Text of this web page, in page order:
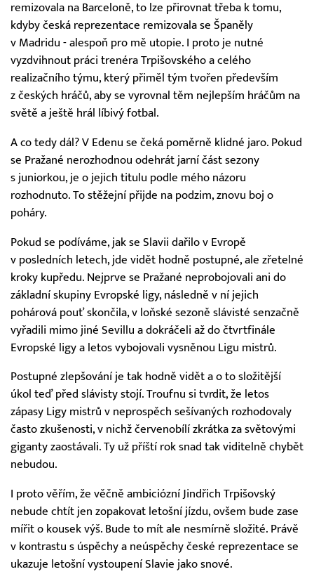
remizovala na Barceloně, to lze přirovnat třeba k tomu,
kdyby česká reprezentace remizovala se Španěly
v Madridu - alespoň pro mě utopie. I proto je nutné
vyzdvihnout práci trenéra Trpišovského a celého
realizačního týmu, který přiměl tým tvořen především
z českých hráčů, aby se vyrovnal těm nejlepším hráčům na
světě a ještě hrál líbivý fotbal.
A co tedy dál? V Edenu se čeká poměrně klidné jaro. Pokud
se Pražané nerozhodnou odehrát jarní část sezony
s juniorkou, je o jejich titulu podle mého názoru
rozhodnuto. To stěžejní přijde na podzim, znovu boj o
poháry.
Pokud se podíváme, jak se Slavii dařilo v Evropě
v posledních letech, jde vidět hodně postupné, ale zřetelné
kroky kupředu. Nejprve se Pražané neprobojovali ani do
základní skupiny Evropské ligy, následně v ní jejich
pohárová pouť skončila, v loňské sezoně slávisté senzačně
vyřadili mimo jiné Sevillu a dokráčeli až do čtvrtfinále
Evropské ligy a letos vybojovali vysněnou Ligu mistrů.
Postupné zlepšování je tak hodně vidět a o to složitější
úkol teď před slávisty stojí. Troufnu si tvrdit, že letos
zápasy Ligy mistrů v neprospěch sešívaných rozhodovaly
často zkušenosti, v nichž červenobílí zkrátka za světovými
giganty zaostávali. Ty už příští rok snad tak viditelně chybět
nebudou.
I proto věřím, že věčně ambiciózní Jindřich Trpišovský
nebude chtít jen zopakovat letošní jízdu, ovšem bude zase
mířit o kousek výš. Bude to mít ale nesmírně složité. Právě
v kontrastu s úspěchy a neúspěchy české reprezentace se
ukazuje letošní vystoupení Slavie jako snové.